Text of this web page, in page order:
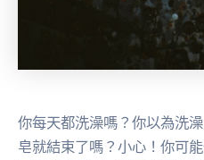
你每天都洗澡嗎？你以為洗
皂就結束了嗎？小心！你可